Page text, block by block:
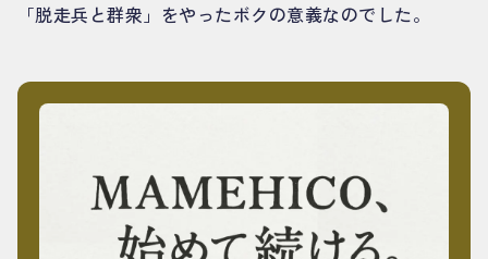
「脱走兵と群衆」をやったボクの意義なのでした。